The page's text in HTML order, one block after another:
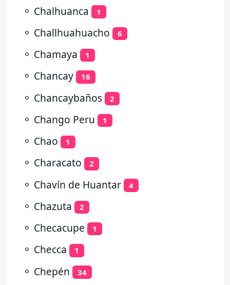
⚬ Chalhuanca 1
⚬ Challhuahuacho 6
⚬ Chamaya 1
⚬ Chancay 16
⚬ Chancaybaños 2
⚬ Chango Peru 1
⚬ Chao 1
⚬ Characato 2
⚬ Chavín de Huantar 4
⚬ Chazuta 2
⚬ Checacupe 1
⚬ Checca 1
⚬ Chepén 34